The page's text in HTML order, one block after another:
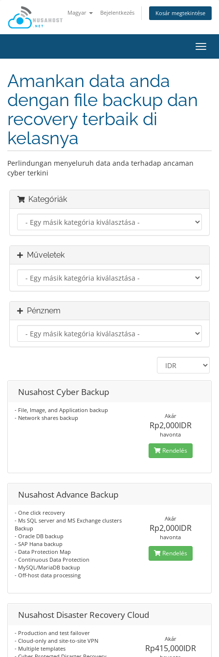
Magyar Bejelentkezés Kosár megtekintése
a
Amankan data anda
dengan file backup dan
recovery terbaik di
kelasnya
Perlindungan menyeluruh data anda terhadap ancaman
cyber terkini
Kategóriák
Műveletek
Pénznem
Nusahost Cyber Backup
- File, Image, and Application backup
- Network shares backup
Akár
Rp2,000IDR
havonta
Rendelés
Nusahost Advance Backup
- One click recovery
- Ms SQL server and MS Exchange clusters
Backup
- Oracle DB backup
- SAP Hana backup
- Data Protection Map
- Continuous Data Protection
- MySQL/MariaDB backup
- Off-host data processing
Akár
Rp2,000IDR
havonta
Rendelés
Nusahost Disaster Recovery Cloud
- Production and test failover
- Cloud-only and site-to-site VPN
- Multiple templates
Akár
Rp415,000IDR